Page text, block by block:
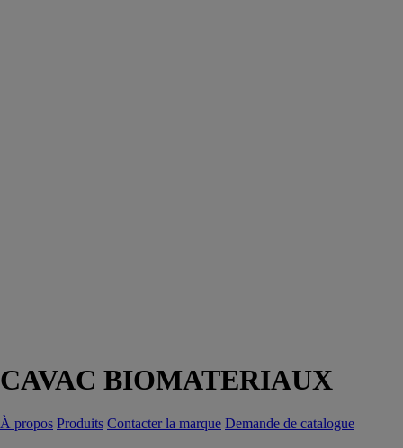
CAVAC BIOMATERIAUX
À propos Produits Contacter la marque Demande de catalogue